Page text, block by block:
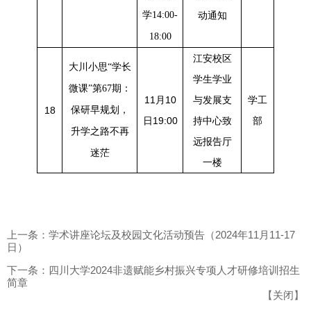
学14:00-
18:00
动通知
18
大川小思“学长
微课”第67期：
保研早规划，
升学之路不再
迷茫
11月10
日19:00
江安校区
学生学业
与发展支
持中心致
远报告厅
一楼
学工
部
上一条：学术讲座论坛及校园文化活动预告（2024年11月11-17
日）
下一条：四川大学2024非遗赋能乡村振兴专项人才研修培训招生
简章
【关闭】